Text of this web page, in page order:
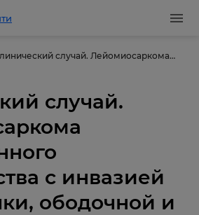
Клинический случай. Лейомиосаркома забрюшинного пространства с инвазией левой почки, ободочной и сигмовидной кишки
случай.
с инвазией
ободочной и